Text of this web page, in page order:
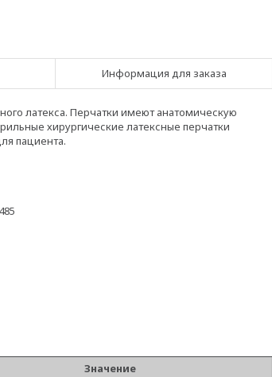
Информация для заказа
латекса. Перчатки имеют анатомическую
хирургические латексные перчатки
пациента.
Значение